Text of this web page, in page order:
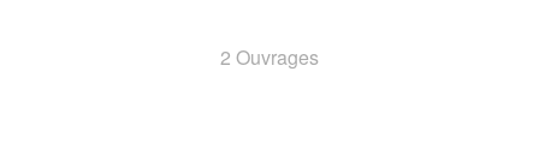
2 Ouvrages